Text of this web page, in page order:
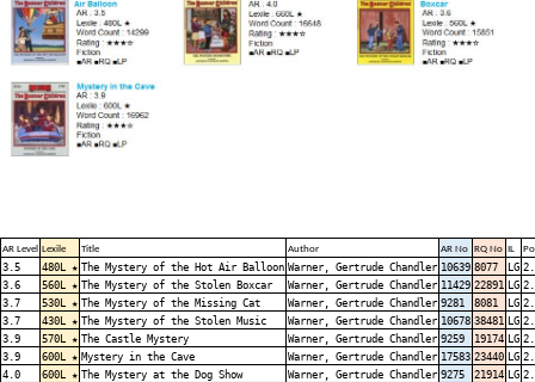
AR Level Lexile Title Author AR No RQ No IL
3.5 480L ★ The Mystery of the Hot Air Balloon Warner, Gertrude Chandler 10639 8077 LG
3.6
560L ★ The Mystery of the Stolen Boxcar Warner, Gertrude Chandler 11429 22891 LG
3.7
530L ★ The Mystery of the Missing Cat Warner, Gertrude Chandler 9281 8081 LG
3.7
430L ★ The Mystery of the Stolen Music Warner, Gertrude Chandler 10678 38481 LG
3.9
570L ★ The Castle Mystery Warner, Gertrude Chandler 9259 19174 LG
3.9
600L ★ Mystery in the Cave Warner, Gertrude Chandler 17583 23440 LG
4.0
600L ★ The Mystery at the Dog Show Warner, Gertrude Chandler 9275 21914 LG